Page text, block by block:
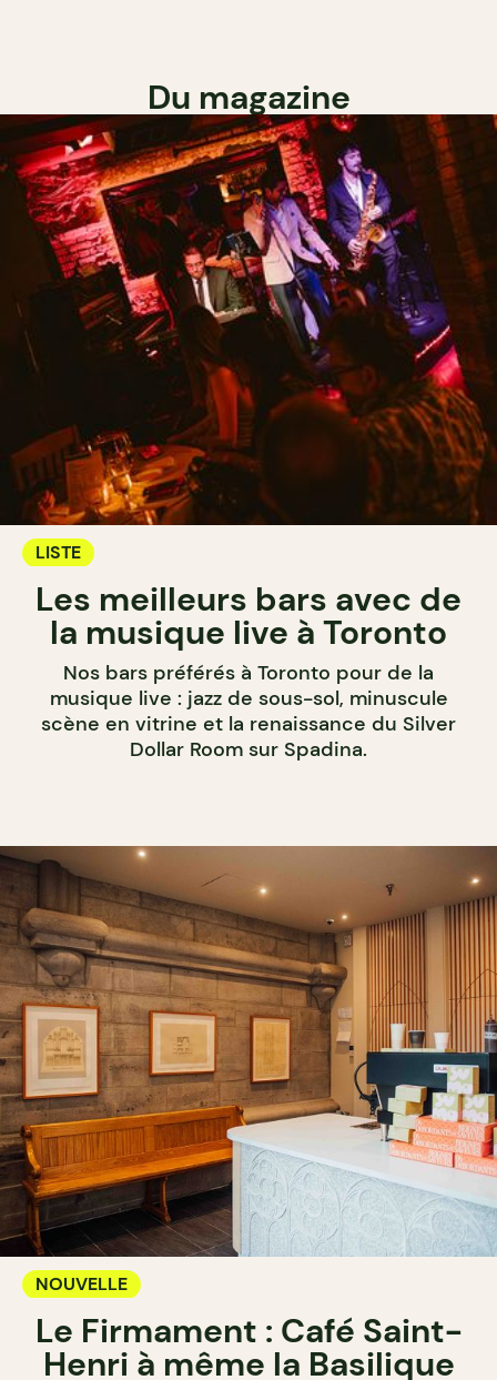
Du magazine
LISTE
Les meilleurs bars avec de
la musique live à Toronto
Nos bars préférés à Toronto pour de la
musique live : jazz de sous-sol, minuscule
scène en vitrine et la renaissance du Silver
Dollar Room sur Spadina.
NOUVELLE
Le Firmament : Café Saint-
Henri à même la Basilique